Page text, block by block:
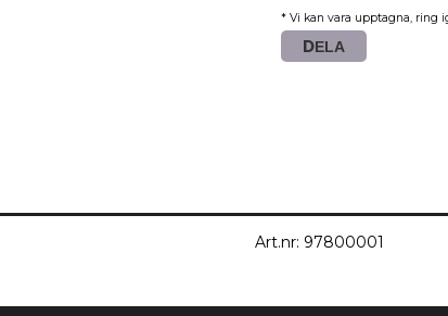
* Vi kan vara upptagna, ring
DELA
Art.nr: 97800001